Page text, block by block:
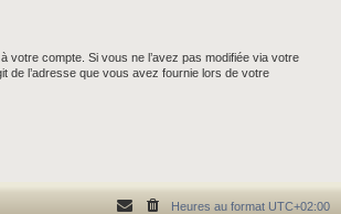
votre compte. Si vous ne l’avez pas modifiée via votre
de l’adresse que vous avez fournie lors de votre
Heures au format UTC+02:00